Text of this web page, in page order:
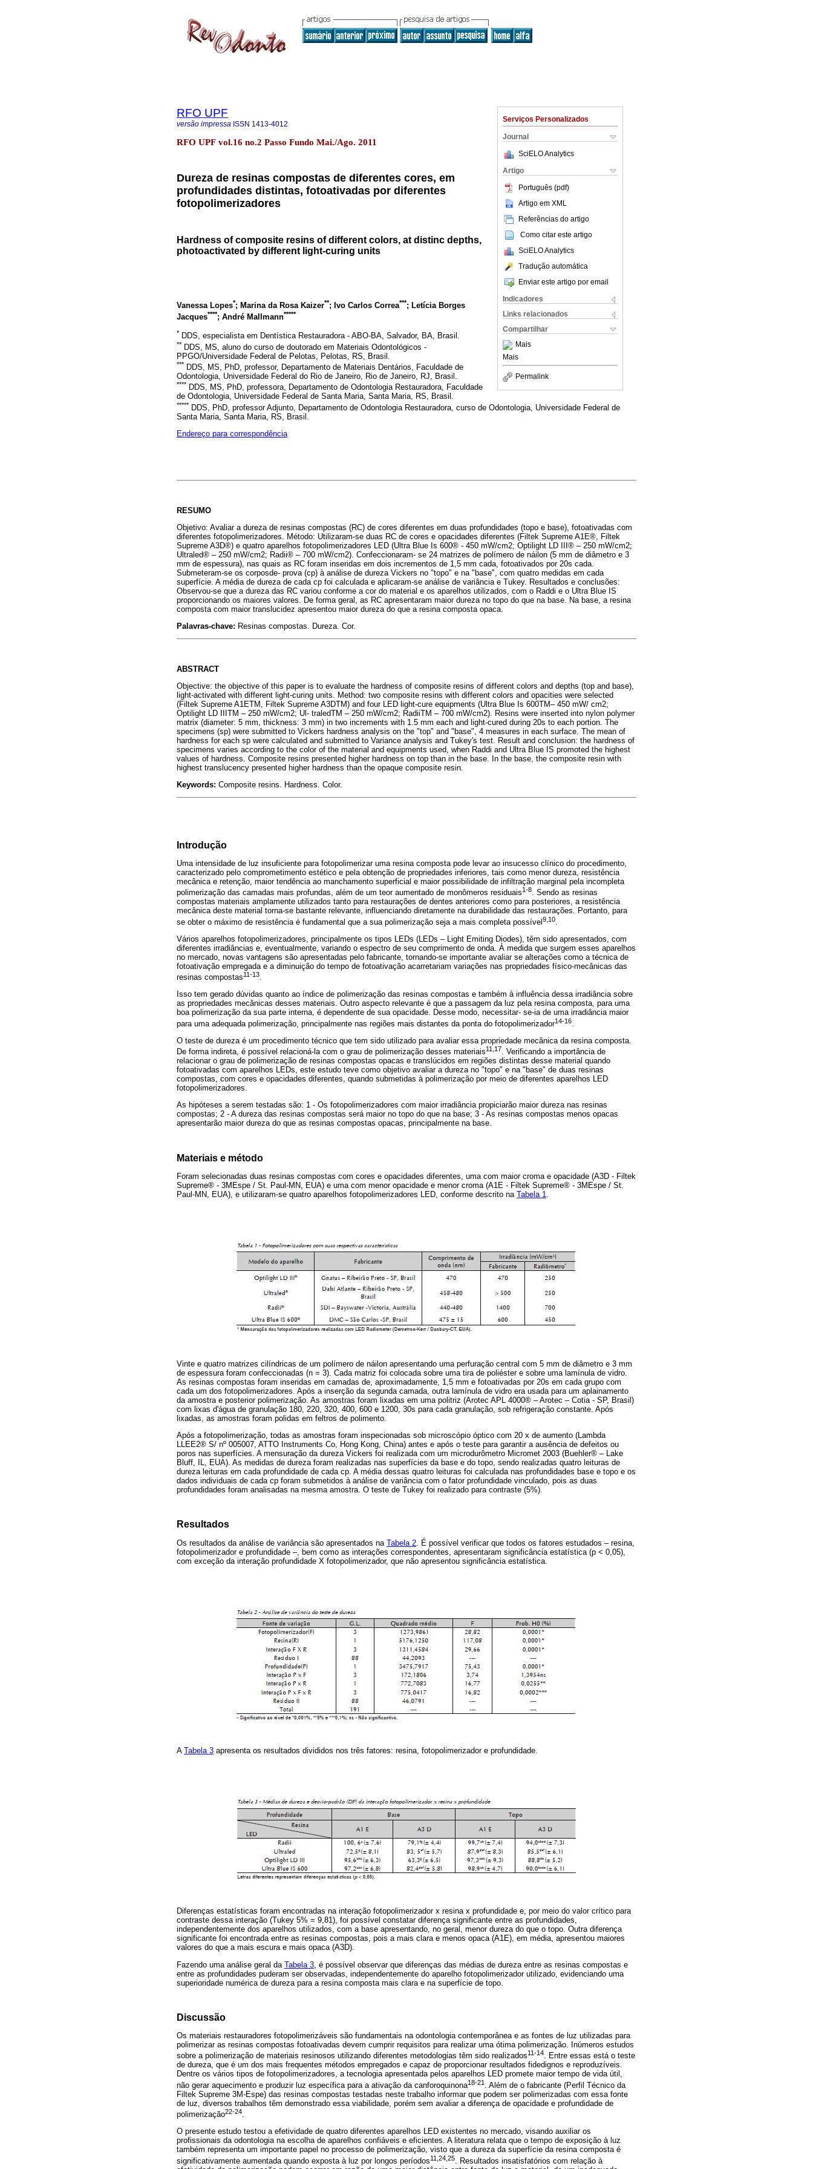
Serviços Personalizados
Journal
SciELO Analytics
Artigo
Português (pdf)
Artigo em XML
Referências do artigo
Como citar este artigo
SciELO Analytics
Tradução automática
Enviar este artigo por email
Indicadores
Links relacionados
Compartilhar
Mais
Mais
Permalink
RFO UPF
versão impressa ISSN 1413-4012
RFO UPF vol.16 no.2 Passo Fundo Mai./Ago. 2011
Dureza de resinas compostas de diferentes cores, em
profundidades distintas, fotoativadas por diferentes
fotopolimerizadores
Hardness of composite resins of different colors, at distinc depths,
photoactivated by different light-curing units
Vanessa Lopes*; Marina da Rosa Kaizer**; Ivo Carlos Correa***; Letícia Borges
Jacques****; André Mallmann*****
* DDS, especialista em Dentística Restauradora - ABO-BA, Salvador, BA, Brasil.
** DDS, MS, aluno do curso de doutorado em Materiais Odontológicos -
PPGO/Universidade Federal de Pelotas, Pelotas, RS, Brasil.
*** DDS, MS, PhD, professor, Departamento de Materiais Dentários, Faculdade de
Odontologia, Universidade Federal do Rio de Janeiro, Rio de Janeiro, RJ, Brasil.
**** DDS, MS, PhD, professora, Departamento de Odontologia Restauradora, Faculdade
de Odontologia, Universidade Federal de Santa Maria, Santa Maria, RS, Brasil.
***** DDS, PhD, professor Adjunto, Departamento de Odontologia Restauradora, curso de Odontologia, Universidade Federal de
Santa Maria, Santa Maria, RS, Brasil.
Endereço para correspondência
RESUMO
Objetivo: Avaliar a dureza de resinas compostas (RC) de cores diferentes em duas profundidades (topo e base), fotoativadas com
diferentes fotopolimerizadores. Método: Utilizaram-se duas RC de cores e opacidades diferentes (Filtek Supreme A1E®, Filtek
Supreme A3D®) e quatro aparelhos fotopolimerizadores LED (Ultra Blue Is 600® - 450 mW/cm2; Optilight LD III® – 250 mW/cm2;
Ultraled® – 250 mW/cm2; Radii® – 700 mW/cm2). Confeccionaram- se 24 matrizes de polímero de náilon (5 mm de diâmetro e 3
mm de espessura), nas quais as RC foram inseridas em dois incrementos de 1,5 mm cada, fotoativados por 20s cada.
Submeteram-se os corposde- prova (cp) à análise de dureza Vickers no "topo" e na "base", com quatro medidas em cada
superfície. A média de dureza de cada cp foi calculada e aplicaram-se análise de variância e Tukey. Resultados e conclusões:
Observou-se que a dureza das RC variou conforme a cor do material e os aparelhos utilizados, com o Raddi e o Ultra Blue IS
proporcionando os maiores valores. De forma geral, as RC apresentaram maior dureza no topo do que na base. Na base, a resina
composta com maior translucidez apresentou maior dureza do que a resina composta opaca.
Palavras-chave: Resinas compostas. Dureza. Cor.
ABSTRACT
Objective: the objective of this paper is to evaluate the hardness of composite resins of different colors and depths (top and base),
light-activated with different light-curing units. Method: two composite resins with different colors and opacities were selected
(Filtek Supreme A1ETM, Filtek Supreme A3DTM) and four LED light-cure equipments (Ultra Blue Is 600TM– 450 mW/ cm2;
Optilight LD IIITM – 250 mW/cm2; Ul- traledTM – 250 mW/cm2; RadiiTM – 700 mW/cm2). Resins were inserted into nylon polymer
matrix (diameter: 5 mm, thickness: 3 mm) in two increments with 1.5 mm each and light-cured during 20s to each portion. The
specimens (sp) were submitted to Vickers hardness analysis on the "top" and "base", 4 measures in each surface. The mean of
hardness for each sp were calculated and submitted to Variance analysis and Tukey's test. Result and conclusion: the hardness of
specimens varies according to the color of the material and equipments used, when Raddi and Ultra Blue IS promoted the highest
values of hardness. Composite resins presented higher hardness on top than in the base. In the base, the composite resin with
highest translucency presented higher hardness than the opaque composite resin.
Keywords: Composite resins. Hardness. Color.
Introdução
Uma intensidade de luz insuficiente para fotopolimerizar uma resina composta pode levar ao insucesso clínico do procedimento,
caracterizado pelo comprometimento estético e pela obtenção de propriedades inferiores, tais como menor dureza, resistência
mecânica e retenção, maior tendência ao manchamento superficial e maior possibilidade de infiltração marginal pela incompleta
polimerização das camadas mais profundas, além de um teor aumentado de monômeros residuais1-8. Sendo as resinas
compostas materiais amplamente utilizados tanto para restaurações de dentes anteriores como para posteriores, a resistência
mecânica deste material torna-se bastante relevante, influenciando diretamente na durabilidade das restaurações. Portanto, para
se obter o máximo de resistência é fundamental que a sua polimerização seja a mais completa possível9,10
Vários aparelhos fotopolimerizadores, principalmente os tipos LEDs (LEDs – Light Emiting Diodes), têm sido apresentados, com
diferentes irradiâncias e, eventualmente, variando o espectro de seu comprimento de onda. À medida que surgem esses aparelhos
no mercado, novas vantagens são apresentadas pelo fabricante, tornando-se importante avaliar se alterações como a técnica de
fotoativação empregada e a diminuição do tempo de fotoativação acarretariam variações nas propriedades físico-mecânicas das
resinas compostas11-13.
Isso tem gerado dúvidas quanto ao índice de polimerização das resinas compostas e também à influência dessa irradiância sobre
as propriedades mecânicas desses materiais. Outro aspecto relevante é que a passagem da luz pela resina composta, para uma
boa polimerização da sua parte interna, é dependente de sua opacidade. Desse modo, necessitar- se-ia de uma irradiância maior
para uma adequada polimerização, principalmente nas regiões mais distantes da ponta do fotopolimerizador14-16
O teste de dureza é um procedimento técnico que tem sido utilizado para avaliar essa propriedade mecânica da resina composta.
De forma indireta, é possível relacioná-la com o grau de polimerização desses materiais11,17. Verificando a importância de
relacionar o grau de polimerização de resinas compostas opacas e translúcidos em regiões distintas desse material quando
fotoativadas com aparelhos LEDs, este estudo teve como objetivo avaliar a dureza no "topo" e na "base" de duas resinas
compostas, com cores e opacidades diferentes, quando submetidas à polimerização por meio de diferentes aparelhos LED
fotopolimerizadores.
As hipóteses a serem testadas são: 1 - Os fotopolimerizadores com maior irradiância propiciarão maior dureza nas resinas
compostas; 2 - A dureza das resinas compostas será maior no topo do que na base; 3 - As resinas compostas menos opacas
apresentarão maior dureza do que as resinas compostas opacas, principalmente na base.
Materiais e método
Foram selecionadas duas resinas compostas com cores e opacidades diferentes, uma com maior croma e opacidade (A3D - Filtek
Supreme® - 3MEspe / St. Paul-MN, EUA) e uma com menor opacidade e menor croma (A1E - Filtek Supreme® - 3MEspe / St.
Paul-MN, EUA), e utilizaram-se quatro aparelhos fotopolimerizadores LED, conforme descrito na Tabela 1
Vinte e quatro matrizes cilíndricas de um polímero de náilon apresentando uma perfuração central com 5 mm de diâmetro e 3 mm
de espessura foram confeccionadas (n = 3). Cada matriz foi colocada sobre uma tira de poliéster e sobre uma lamínula de vidro.
As resinas compostas foram inseridas em camadas de, aproximadamente, 1,5 mm e fotoativadas por 20s em cada grupo com
cada um dos fotopolimerizadores. Após a inserção da segunda camada, outra lamínula de vidro era usada para um aplainamento
da amostra e posterior polimerização. As amostras foram lixadas em uma politriz (Arotec APL 4000® – Arotec – Cotia - SP, Brasil)
com lixas d'água de granulação 180, 220, 320, 400, 600 e 1200, 30s para cada granulação, sob refrigeração constante. Após
lixadas, as amostras foram polidas em feltros de polimento.
Após a fotopolimerização, todas as amostras foram inspecionadas sob microscópio óptico com 20 x de aumento (Lambda
LLEE2® S/ nº 005007, ATTO Instruments Co, Hong Kong, China) antes e após o teste para garantir a ausência de defeitos ou
poros nas superfícies. A mensuração da dureza Vickers foi realizada com um microdurômetro Micromet 2003 (Buehler® – Lake
Bluff, IL, EUA). As medidas de dureza foram realizadas nas superfícies da base e do topo, sendo realizadas quatro leituras de
dureza leituras em cada profundidade de cada cp. A média dessas quatro leituras foi calculada nas profundidades base e topo e os
dados individuais de cada cp foram submetidos à análise de variância com o fator profundidade vinculado, pois as duas
profundidades foram analisadas na mesma amostra. O teste de Tukey foi realizado para contraste (5%).
Resultados
Os resultados da análise de variância são apresentados na Tabela 2 . É possível verificar que todos os fatores estudados – resina,
fotopolimerizador e profundidade –, bem como as interações correspondentes, apresentaram significância estatística (p < 0,05),
com exceção da interação profundidade X fotopolimerizador, que não apresentou significância estatística.
A Tabela 3 apresenta os resultados divididos nos três fatores: resina, fotopolimerizador e profundidade.
Diferenças estatísticas foram encontradas na interação fotopolimerizador x resina x profundidade e, por meio do valor crítico para
contraste dessa interação (Tukey 5% = 9,81), foi possível constatar diferença significante entre as profundidades,
independentemente dos aparelhos utilizados, com a base apresentando, no geral, menor dureza do que o topo. Outra diferença
significante foi encontrada entre as resinas compostas, pois a mais clara e menos opaca (A1E), em média, apresentou maiores
valores do que a mais escura e mais opaca (A3D).
Fazendo uma análise geral da Tabela 3 , é possível observar que diferenças das médias de dureza entre as resinas compostas e
entre as profundidades puderam ser observadas, independentemente do aparelho fotopolimerizador utilizado, evidenciando uma
superioridade numérica de dureza para a resina composta mais clara e na superfície de topo.
Discussão
Os materiais restauradores fotopolimerizáveis são fundamentais na odontologia contemporânea e as fontes de luz utilizadas para
polimerizar as resinas compostas fotoativadas devem cumprir requisitos para realizar uma ótima polimerização. Inúmeros estudos
sobre a polimerização de materiais resinosos utilizando diferentes metodologias têm sido realizados11-14. Entre essas está o teste
de dureza, que é um dos mais frequentes métodos empregados e capaz de proporcionar resultados fidedignos e reproduzíveis.
Dentre os vários tipos de fotopolimerizadores, a tecnologia apresentada pelos aparelhos LED promete maior tempo de vida útil,
não gerar aquecimento e produzir luz específica para a ativação da canforoquinona18-21
. Além de o fabricante (Perfil Técnico da
Filtek Supreme 3M-Espe) das resinas compostas testadas neste trabalho informar que podem ser polimerizadas com essa fonte
de luz, diversos trabalhos têm demonstrado essa viabilidade, porém sem avaliar a diferença de opacidade e profundidade de
polimerização22-24.
O presente estudo testou a efetividade de quatro diferentes aparelhos LED existentes no mercado, visando auxiliar os
profissionais da odontologia na escolha de aparelhos confiáveis e eficientes. A literatura relata que o tempo de exposição à luz
também representa um importante papel no processo de polimerização, visto que a dureza da superfície da resina composta é
significativamente aumentada quando exposta à luz por longos períodos11,24,25
. Resultados insatisfatórios com relação à